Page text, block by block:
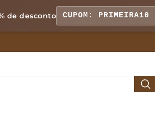
de desconto CUPOM: PRIMEIRA10